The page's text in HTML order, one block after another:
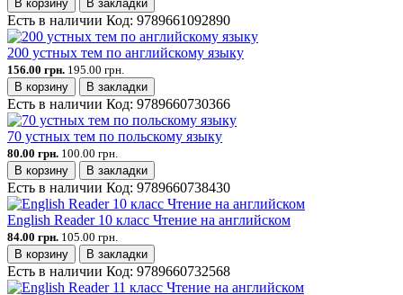
В корзину
В закладки
Есть в наличии Код: 9789661092890
200 устных тем по английскому языку
156.00 грн. 195.00 грн.
В корзину
В закладки
Есть в наличии Код: 9789660730366
70 устных тем по польскому языку
80.00 грн. 100.00 грн.
В корзину
В закладки
Есть в наличии Код: 9789660738430
English Reader 10 класс Чтение на английском
84.00 грн. 105.00 грн.
В корзину
В закладки
Есть в наличии Код: 9789660732568